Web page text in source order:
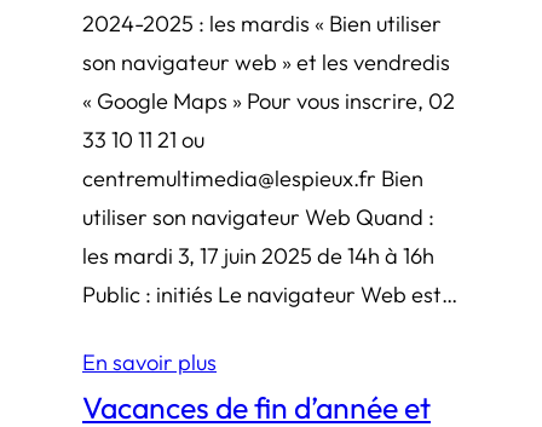
2024-2025 : les mardis « Bien utiliser
son navigateur web » et les vendredis
« Google Maps » Pour vous inscrire, 02
33 10 11 21 ou
centremultimedia@lespieux.fr Bien
utiliser son navigateur Web Quand :
les mardi 3, 17 juin 2025 de 14h à 16h
Public : initiés Le navigateur Web est…
En savoir plus
Vacances de fin d’année et